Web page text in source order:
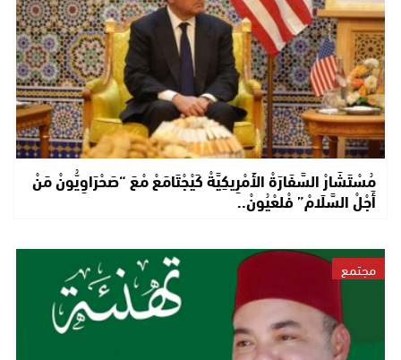
مُسْتَشَارْ السَّفَارَةْ الأَمْرِيكِيَّةْ كَيْجْتَامَعْ مْعَ “صَحْرَاوِيُّونْ مَنْ
أَجْلْ السَّلَامْ” فْلعْيُونْ..
مجتمع